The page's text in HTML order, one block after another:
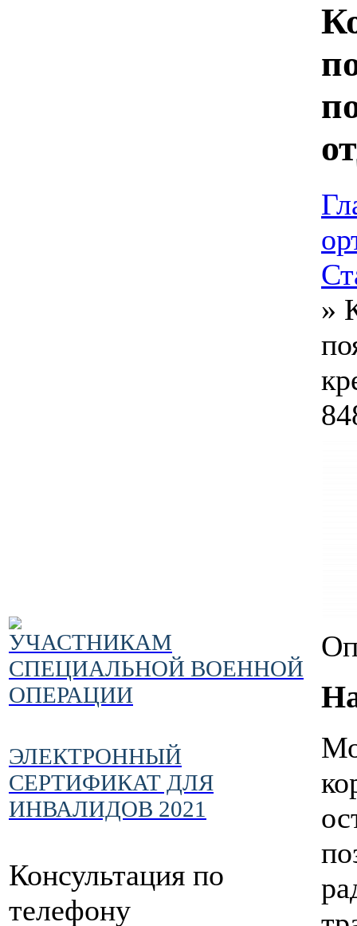
УЧАСТНИКАМ
СПЕЦИАЛЬНОЙ ВОЕННОЙ
ОПЕРАЦИИ
ЭЛЕКТРОННЫЙ
СЕРТИФИКАТ ДЛЯ
ИНВАЛИДОВ 2021
Консультация по
телефону
»